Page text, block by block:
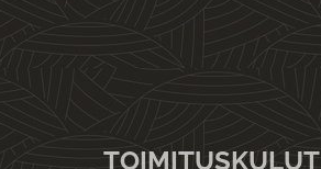
TOIMITUSKULUT